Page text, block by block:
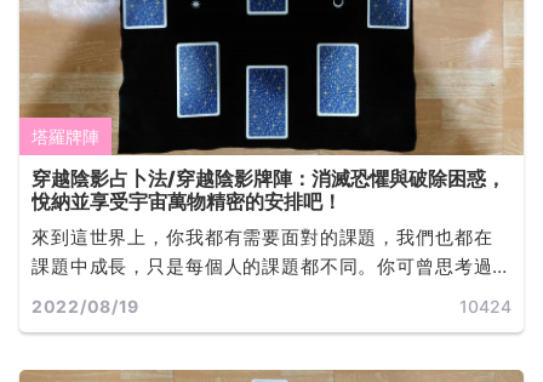
塔羅牌陣
穿越陰影占卜法/穿越陰影牌陣：消滅恐懼與破除困惑，
悅納並享受宇宙萬物精密的安排吧！
來到這世界上，你我都有需要面對的課題，我們也都在
課題中成長，只是每個人的課題都不同。你可曾思考過
宇宙給自己的課題是什麼嗎？... ...
2022/08/19 10424